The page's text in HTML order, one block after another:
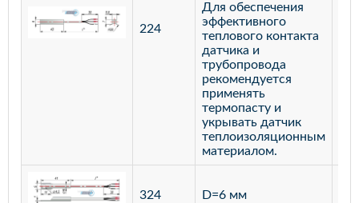
224
Для обеспечения
эффективного
теплового контакта
датчика и
трубопровода
рекомендуется
применять
термопасту и
укрывать датчик
теплоизоляционным
материалом.
324 D=6 мм